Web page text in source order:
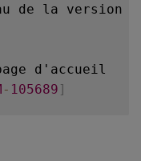
de la version
- 105689 ]